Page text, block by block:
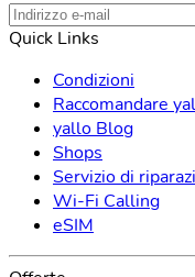
Quick Links
Condizioni
Raccomandare
yallo Blog
Shops
Servizio di
Wi-Fi Calling
eSIM